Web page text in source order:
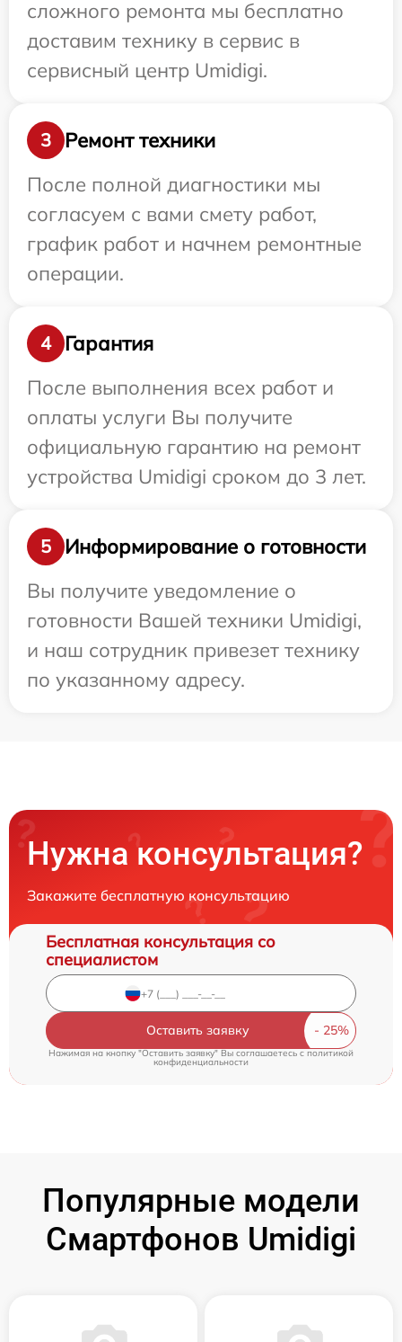
сложного ремонта мы бесплатно
доставим технику в сервис в
сервисный центр Umidigi.
3
Ремонт техники
После полной диагностики мы
согласуем с вами смету работ,
график работ и начнем ремонтные
операции.
4
Гарантия
После выполнения всех работ и
оплаты услуги Вы получите
официальную гарантию на ремонт
устройства Umidigi сроком до 3 лет.
5
Информирование о готовности
Вы получите уведомление о
готовности Вашей техники Umidigi,
и наш сотрудник привезет технику
по указанному адресу.
Нужна консультация?
Закажите бесплатную консультацию
Бесплатная консультация со
специалистом
Оставить заявку
Нажимая на кнопку "Оставить заявку" Вы соглашаетесь c политикой
конфиденциальности
Популярные модели
Смартфонов Umidigi